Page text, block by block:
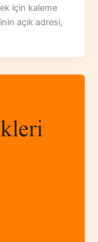
için kaleme
açık adresi,